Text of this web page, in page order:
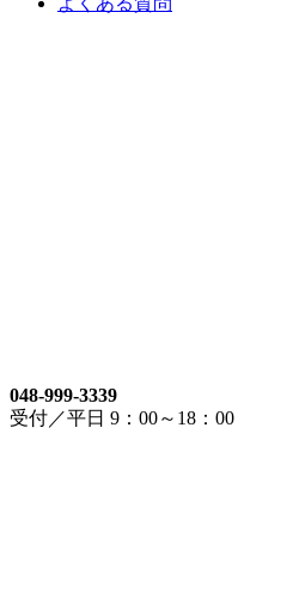
048-999-3339
受付／平日 9：00～18：00